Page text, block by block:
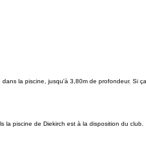
la piscine, jusqu'à 3,80m de profondeur. Si
la piscine de Diekirch est à la disposition du club.